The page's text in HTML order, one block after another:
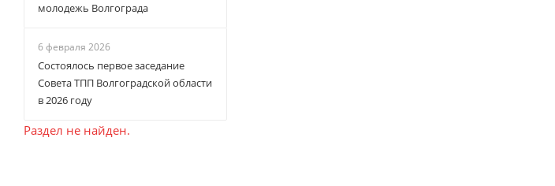
молодежь Волгограда
6 февраля 2026
Состоялось первое заседание
Совета ТПП Волгоградской области
в 2026 году
Раздел не найден.